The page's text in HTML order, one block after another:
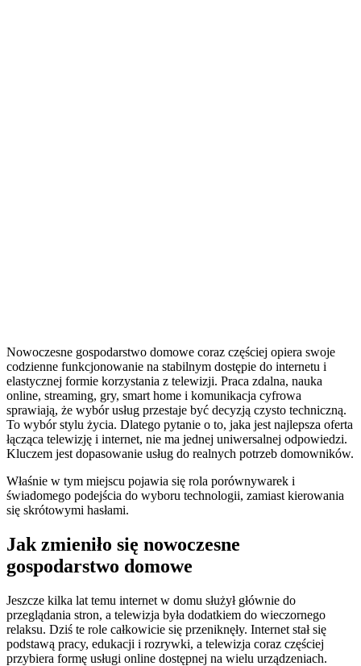
Nowoczesne gospodarstwo domowe coraz częściej opiera swoje
codzienne funkcjonowanie na stabilnym dostępie do internetu i
elastycznej formie korzystania z telewizji. Praca zdalna, nauka
online, streaming, gry, smart home i komunikacja cyfrowa
sprawiają, że wybór usług przestaje być decyzją czysto techniczną.
To wybór stylu życia. Dlatego pytanie o to, jaka jest najlepsza oferta
łącząca telewizję i internet, nie ma jednej uniwersalnej odpowiedzi.
Kluczem jest dopasowanie usług do realnych potrzeb domowników.
Właśnie w tym miejscu pojawia się rola porównywarek i
świadomego podejścia do wyboru technologii, zamiast kierowania
się skrótowymi hasłami.
Jak zmieniło się nowoczesne
gospodarstwo domowe
Jeszcze kilka lat temu internet w domu służył głównie do
przeglądania stron, a telewizja była dodatkiem do wieczornego
relaksu. Dziś te role całkowicie się przeniknęły. Internet stał się
podstawą pracy, edukacji i rozrywki, a telewizja coraz częściej
przybiera formę usługi online dostępnej na wielu urządzeniach.